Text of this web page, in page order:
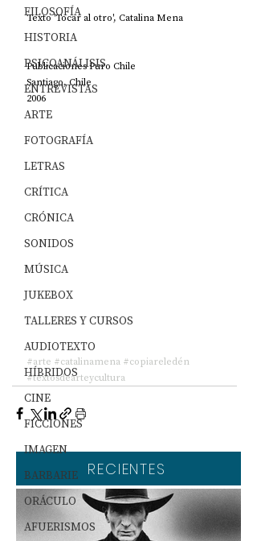
FILOSOFÍA
HISTORIA
PSICOANÁLISIS
ENTREVISTAS
ARTE
FOTOGRAFÍA
LETRAS
CRÍTICA
CRÓNICA
SONIDOS
MÚSICA
JUKEBOX
TALLERES Y CURSOS
AUDIOTEXTO
HÍBRIDOS
CINE
FICCIONES
IMAGEN
BARBARIE
ORÁCULO
AFUERISMOS
Texto 'Tocar al otro', Catalina Mena
Publicaciones Puro Chile
Santiago, Chile
2006
#arte #catalinamena #copiareledén
#textosdearteycultura
RECIENTES